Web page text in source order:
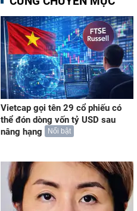
Vietcap gọi tên 29 cổ phiếu có
thể đón dòng vốn tỷ USD sau
nâng hạng
Nổi bật